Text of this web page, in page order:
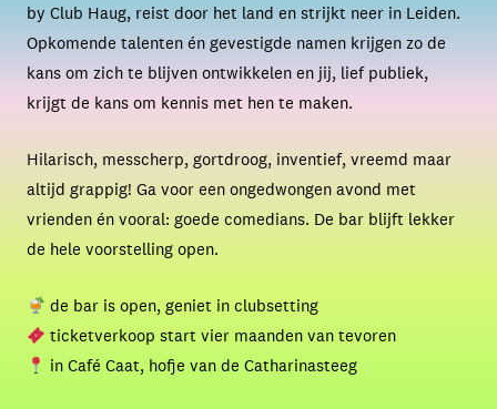
by Club Haug, reist door het land en strijkt neer in Leiden.
Opkomende talenten én gevestigde namen krijgen zo de
kans om zich te blijven ontwikkelen en jij, lief publiek,
krijgt de kans om kennis met hen te maken.
Hilarisch, messcherp, gortdroog, inventief, vreemd maar
altijd grappig! Ga voor een ongedwongen avond met
vrienden én vooral: goede comedians. De bar blijft lekker
de hele voorstelling open.
de bar is open, geniet in clubsetting
ticketverkoop start vier maanden van tevoren
in Café Caat, hofje van de Catharinasteeg